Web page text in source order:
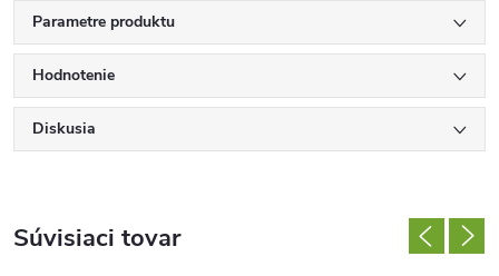
Parametre produktu
Hodnotenie
Diskusia
Súvisiaci tovar